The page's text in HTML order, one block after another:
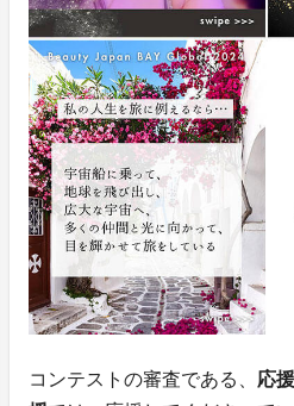
コンテストの審査である、 応